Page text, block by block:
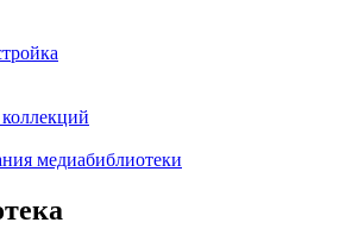
медиабиблиотеки